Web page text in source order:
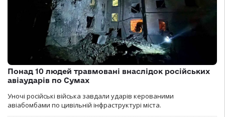
Понад 10 людей травмовані внаслідок російських
авіаударів по Сумах
Уночі російські війська завдали ударів керованими
авіабомбами по цивільній інфраструктурі міста.